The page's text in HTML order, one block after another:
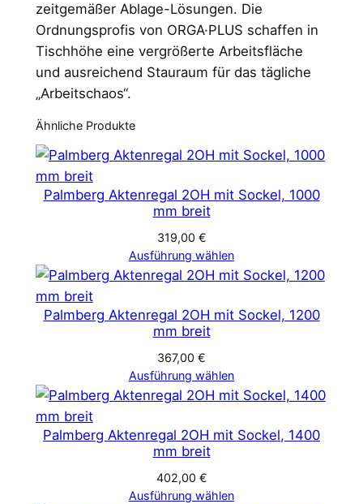
zeitgemäßer Ablage-Lösungen. Die
Ordnungsprofis von ORGA·PLUS schaffen in
Tischhöhe eine vergrößerte Arbeitsfläche
und ausreichend Stauraum für das tägliche
„Arbeitschaos“.
Ähnliche Produkte
Palmberg Aktenregal 2OH mit Sockel, 1000
mm breit
319,00 €
Ausführung wählen
Palmberg Aktenregal 2OH mit Sockel, 1200
mm breit
367,00 €
Ausführung wählen
Palmberg Aktenregal 2OH mit Sockel, 1400
mm breit
402,00 €
Ausführung wählen